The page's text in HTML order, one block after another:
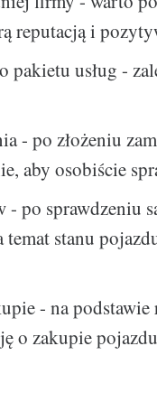
reputacją i
usług -
- po złożeniu
aby osobiście
- po sprawdzeniu
temat stanu
- na
o zakupie